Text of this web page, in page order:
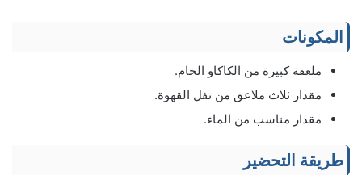
المكونات
ملعقة كبيرة من الكاكاو الخام.
مقدار ثلاث ملاعق من تفل القهوة.
مقدار مناسب من الماء.
طريقة التحضير